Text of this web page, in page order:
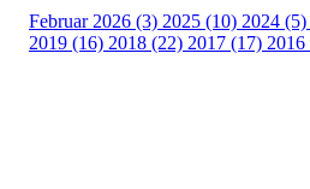
Februar 2026 (3) 2025 (10) 2024 (5)
2019 (16) 2018 (22) 2017 (17) 2016